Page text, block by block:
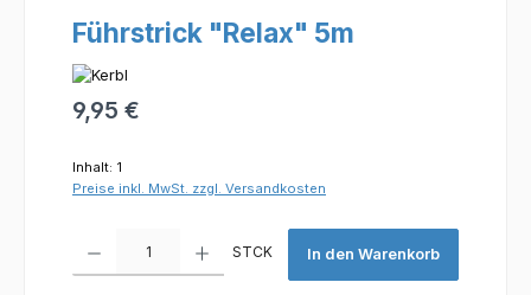
Führstrick "Relax" 5m
Regulärer Preis:
9,95 €
Inhalt: 1
Preise inkl. MwSt. zzgl. Versandkosten
STCK In den Warenkorb